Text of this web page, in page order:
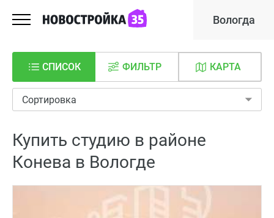
Вологда
СПИСОК КАРТА
ФИЛЬТР
Сортировка
Купить студию в районе
Конева в Вологде